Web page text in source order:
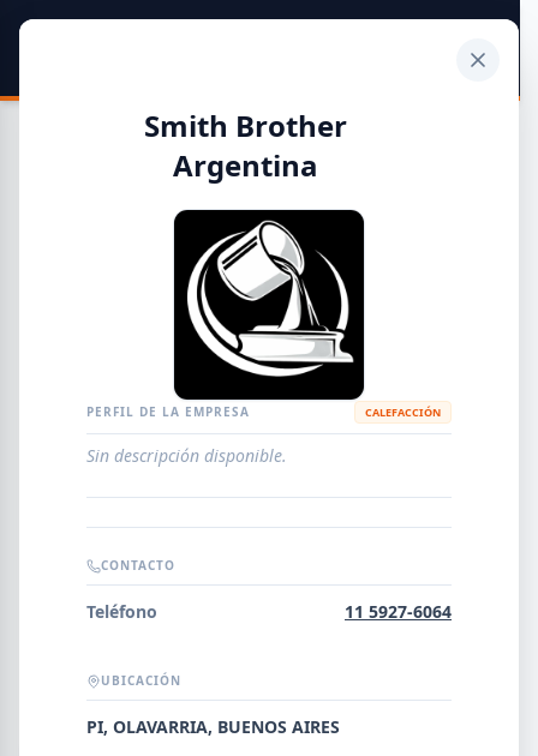
Guía de Empresas Metalúrgicas y Siderúrgicas
METALÚRGICAS
EMPRESAS AGREGAR EMPRESA 0RESULTADOS
Smith Brother
Argentina
PERFIL DE LA EMPRESA CALEFACCIÓN
Sin descripción disponible.
CONTACTO
Teléfono 11 5927-6064
UBICACIÓN
PI, OLAVARRIA, BUENOS AIRES